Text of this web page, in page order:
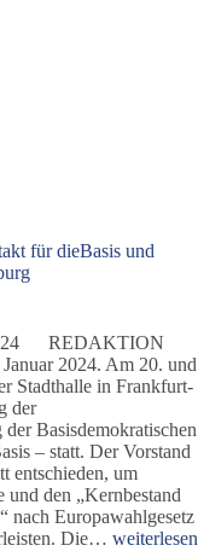
für dieBasis und
REDAKTION
2024. Am 20. und
Stadthalle in Frankfurt-
der
Basisdemokratischen
– statt. Der Vorstand
entschieden, um
und den „Kernbestand
nach Europawahlgesetz
Die…EU-
weiterlesen